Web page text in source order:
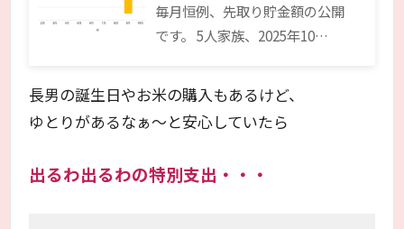
毎月恒例、先取り貯金額の公開
です。 5人家族、2025年10…
長男の誕生日やお米の購入もあるけど、
ゆとりがあるなぁ～と安心していたら
出るわ出るわの特別支出・・・